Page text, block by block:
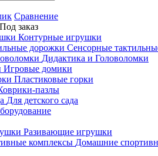
Сравнение
Под заказ
Контурные игрушки
Сенсорные
Дидактика и Головоломки
Игровые домики
Пластиковые горки
пазлы
Для детского сада
Разивающие игрушки
Домашние